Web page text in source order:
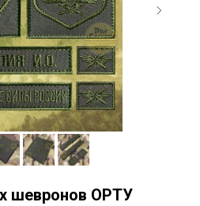
шевронов ОРТУ